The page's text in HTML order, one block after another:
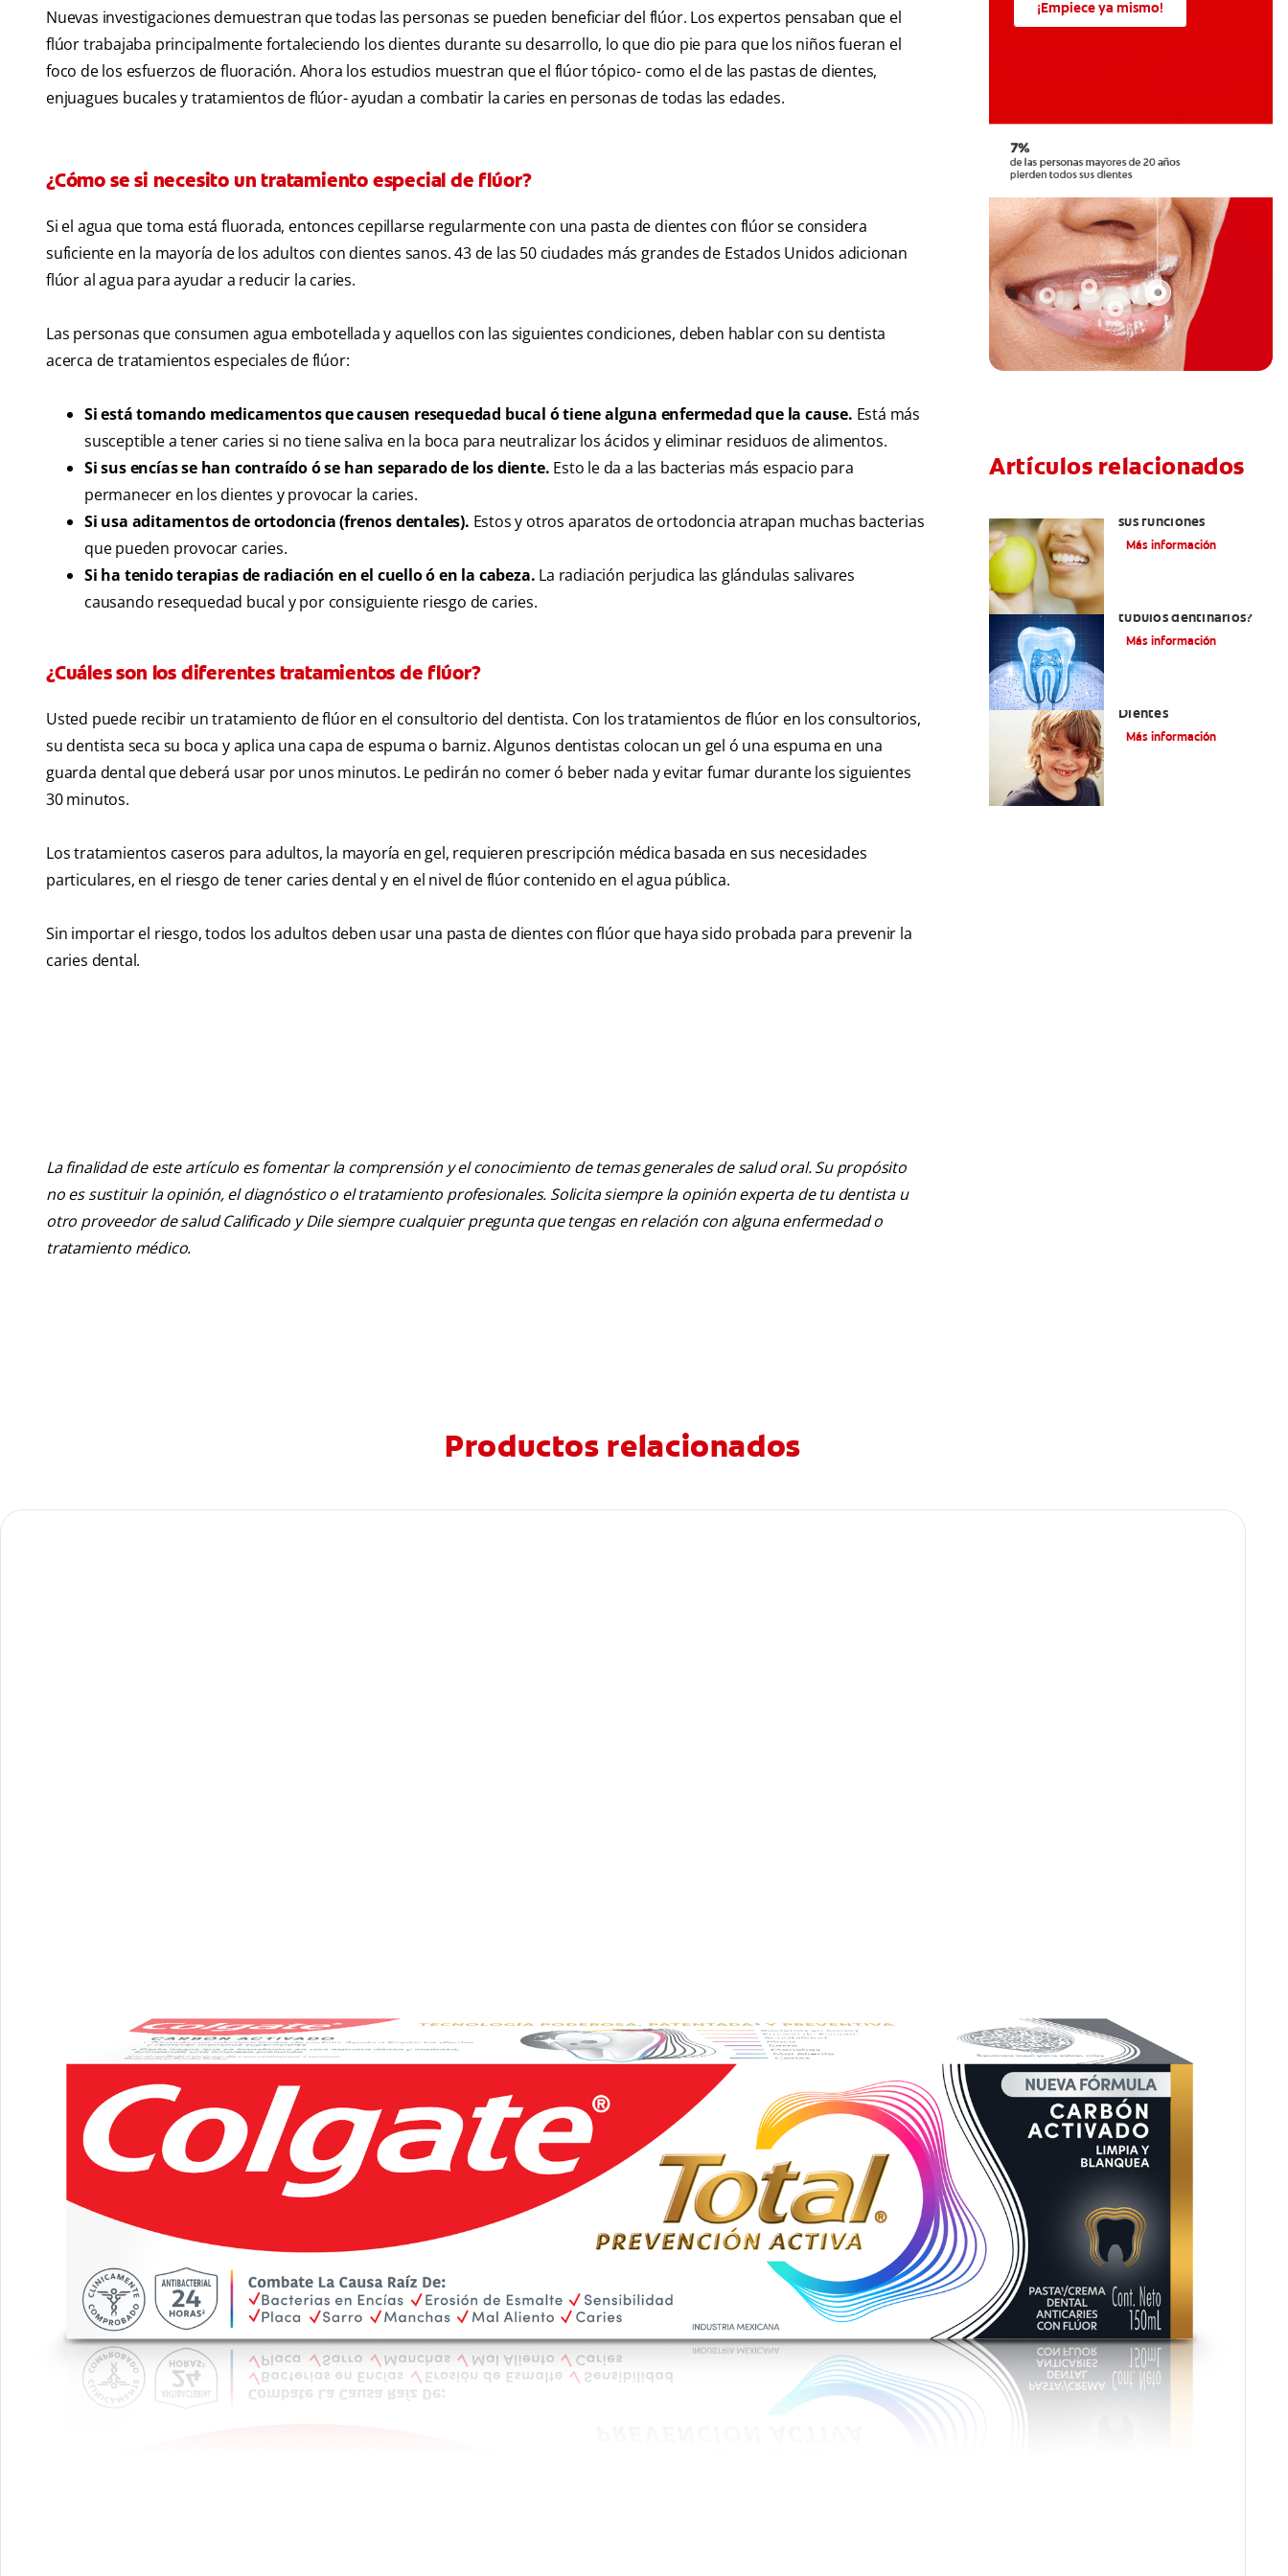
Nuevas investigaciones demuestran que todas las personas se pueden beneficiar del flúor. Los expertos pensaban que el
flúor trabajaba principalmente fortaleciendo los dientes durante su desarrollo, lo que dio pie para que los niños fueran el
foco de los esfuerzos de fluoración. Ahora los estudios muestran que el flúor tópico- como el de las pastas de dientes,
enjuagues bucales y tratamientos de flúor- ayudan a combatir la caries en personas de todas las edades.
¿Cómo se si necesito un tratamiento especial de flúor?
Si el agua que toma está fluorada, entonces cepillarse regularmente con una pasta de dientes con flúor se considera
suficiente en la mayoría de los adultos con dientes sanos. 43 de las 50 ciudades más grandes de Estados Unidos adicionan
flúor al agua para ayudar a reducir la caries.
Las personas que consumen agua embotellada y aquellos con las siguientes condiciones, deben hablar con su dentista
acerca de tratamientos especiales de flúor:
Si está tomando medicamentos que causen resequedad bucal ó tiene alguna enfermedad que la cause. Está más
susceptible a tener caries si no tiene saliva en la boca para neutralizar los ácidos y eliminar residuos de alimentos.
Si sus encías se han contraído ó se han separado de los diente. Esto le da a las bacterias más espacio para
permanecer en los dientes y provocar la caries.
Si usa aditamentos de ortodoncia (frenos dentales). Estos y otros aparatos de ortodoncia atrapan muchas bacterias
que pueden provocar caries.
Si ha tenido terapias de radiación en el cuello ó en la cabeza. La radiación perjudica las glándulas salivares
causando resequedad bucal y por consiguiente riesgo de caries.
¿Cuáles son los diferentes tratamientos de flúor?
Usted puede recibir un tratamiento de flúor en el consultorio del dentista. Con los tratamientos de flúor en los consultorios,
su dentista seca su boca y aplica una capa de espuma o barniz. Algunos dentistas colocan un gel ó una espuma en una
guarda dental que deberá usar por unos minutos. Le pedirán no comer ó beber nada y evitar fumar durante los siguientes
30 minutos.
Los tratamientos caseros para adultos, la mayoría en gel, requieren prescripción médica basada en sus necesidades
particulares, en el riesgo de tener caries dental y en el nivel de flúor contenido en el agua pública.
Sin importar el riesgo, todos los adultos deben usar una pasta de dientes con flúor que haya sido probada para prevenir la
caries dental.
La finalidad de este artículo es fomentar la comprensión y el conocimiento de temas generales de salud oral. Su propósito
no es sustituir la opinión, el diagnóstico o el tratamiento profesionales. Solicita siempre la opinión experta de tu dentista u
otro proveedor de salud Calificado y Dile siempre cualquier pregunta que tengas en relación con alguna enfermedad o
tratamiento médico.
¡Empiece ya mismo!
Artículos relacionados
sus funciones
Más información
túbulos dentinarios?
Más información
Dientes
Más información
Productos relacionados